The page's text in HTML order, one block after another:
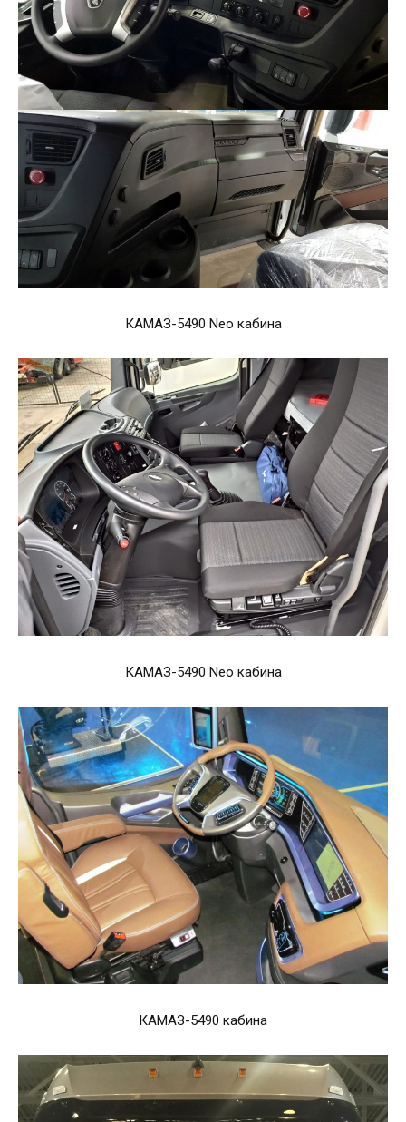
КАМАЗ-5490 Neo кабина
КАМАЗ-5490 Neo кабина
КАМАЗ-5490 кабина